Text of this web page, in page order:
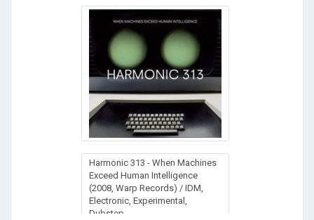
Harmonic 313 - When Machines
Exceed Human Intelligence
(2008, Warp Records) / IDM,
Electronic, Experimental,
Dubstep